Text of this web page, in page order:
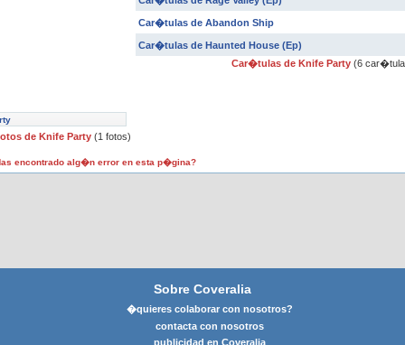
de Knife Party (1 fotos)
Car�tulas de Abandon Ship
Car�tulas de Haunted House (Ep)
Car�tulas de Knife Party (6
encontrado alg�n error en esta p�gina?
Sobre Coveralia
�quieres colaborar con nosotros?
contacta con nosotros
publicidad en Coveralia